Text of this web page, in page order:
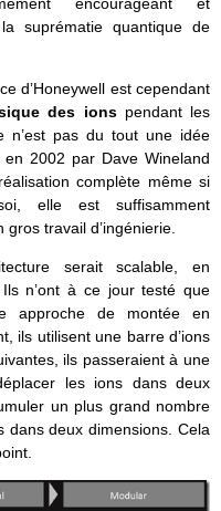
suprématie quantique de
d’Honeywell est cependant
des ions pendant les
n’est pas du tout une idée
2002 par Dave Wineland
complète même si
elle est suffisamment
gros travail d’ingénierie.
serait scalable, en
n’ont à ce jour testé que
approche de montée en
ils utilisent une barre d’ions
ils passeraient à une
les ions dans deux
un plus grand nombre
dans deux dimensions. Cela